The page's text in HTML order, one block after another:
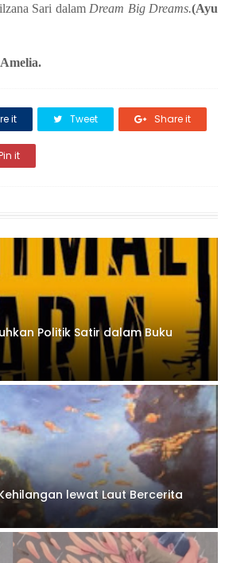
Sari dalam Dream Big Dreams.(Ayu
it Tweet Share it
it
Politik Satir dalam Buku
lewat Laut Bercerita